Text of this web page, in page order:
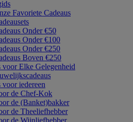
Favoriete Cadeaus
Onder €50
Onder €100
Onder €250
Boven €250
voor Elke Gelegenheid
voor iedereen
de Chef-Kok
de (Banket)bakker
de Theeliefhebber
de Wijnliefhebber